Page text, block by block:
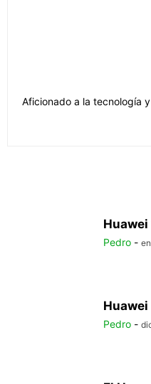
Aficionado a la tecnología
Pedro -
Pedro -